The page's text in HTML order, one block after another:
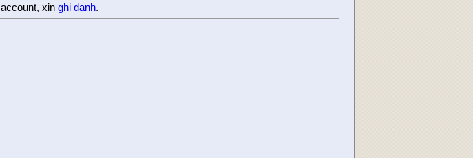
xinghi danh.